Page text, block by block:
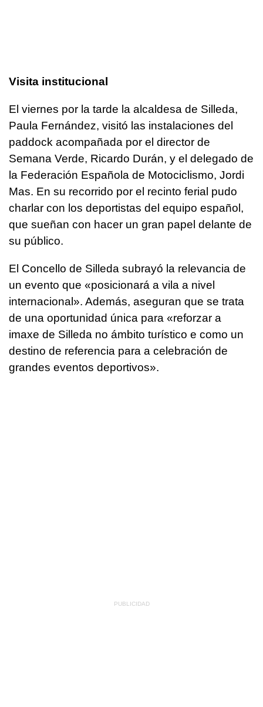
Visita institucional
El viernes por la tarde la alcaldesa de Silleda,
Paula Fernández, visitó las instalaciones del
paddock acompañada por el director de
Semana Verde, Ricardo Durán, y el delegado de
la Federación Española de Motociclismo, Jordi
Mas. En su recorrido por el recinto ferial pudo
charlar con los deportistas del equipo español,
que sueñan con hacer un gran papel delante de
su público.
El Concello de Silleda subrayó la relevancia de
un evento que «posicionará a vila a nivel
internacional». Además, aseguran que se trata
de una oportunidad única para «reforzar a
imaxe de Silleda no ámbito turístico e como un
destino de referencia para a celebración de
grandes eventos deportivos».